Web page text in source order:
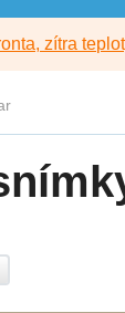
zítra